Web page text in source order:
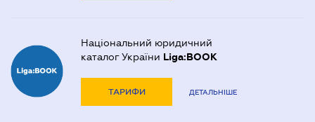
Національний юридичний
каталог України Liga:BOOK
ТАРИФИ ДЕТАЛЬНІШЕ